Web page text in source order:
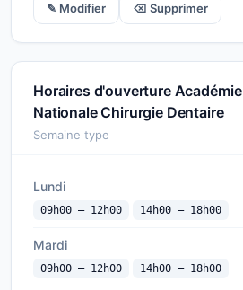
✎ Modifier ⌫ Supprimer
Horaires d'ouverture Académie
Nationale Chirurgie Dentaire
Semaine type
Lundi
09h00 — 12h00 14h00 — 18h00
Mardi
09h00 — 12h00 14h00 — 18h00